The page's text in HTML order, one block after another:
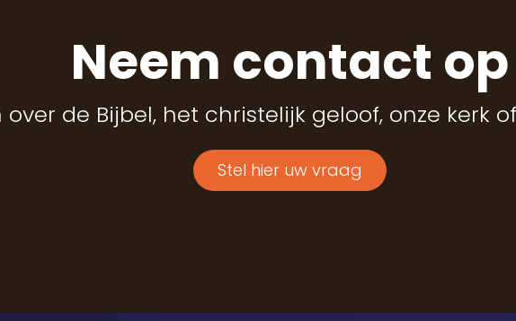
Neem contact op
over de Bijbel, het christelijk geloof, onze kerk
Stel hier uw vraag